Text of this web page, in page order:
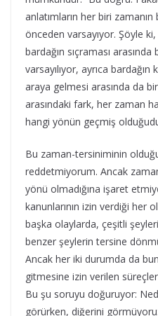
anlatımların her biri
önceden varsayıyor. Şöyle
bardağın sıçraması
varsayılıyor, ayrıca bardağın
araya gelmesi arasında da
arasındaki fark, her zaman
hangi yönün geçmiş
Bu zaman-tersiniminin
reddetmiyorum. Ancak
yönü olmadığına işaret
kanunlarının izin verdiği her
başka olaylarda, çeşitli
benzer şeylerin tersine
Ancak her iki durumda da
gitmesine izin verilen
Bu şu soruyu doğuruyor:
görürken, diğerini